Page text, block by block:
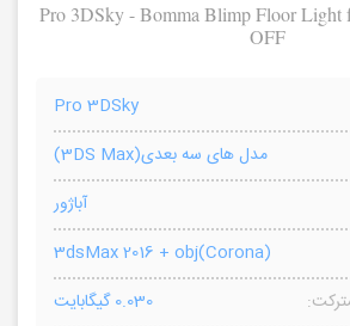
Pro 3DSky - Bomma Blimp Floor
OFF
Pro 3DSky
مدل های سه بعدی(3DS Max)
آباژور
3dsMax 2016 + obj(Corona)
0.030 گیگابایت